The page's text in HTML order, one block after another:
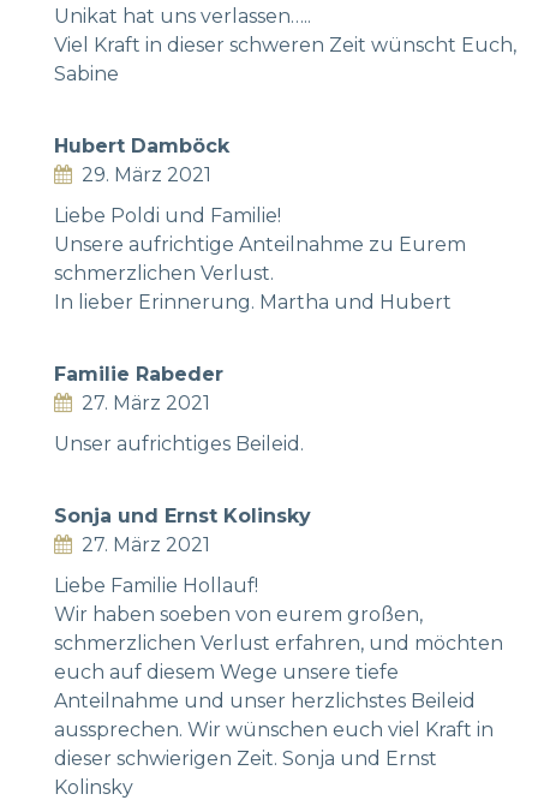
Unikat hat uns verlassen…..
Viel Kraft in dieser schweren Zeit wünscht Euch,
Sabine
Hubert Damböck
29. März 2021
Liebe Poldi und Familie!
Unsere aufrichtige Anteilnahme zu Eurem
schmerzlichen Verlust.
In lieber Erinnerung. Martha und Hubert
Familie Rabeder
27. März 2021
Unser aufrichtiges Beileid.
Sonja und Ernst Kolinsky
27. März 2021
Liebe Familie Hollauf!
Wir haben soeben von eurem großen,
schmerzlichen Verlust erfahren, und möchten
euch auf diesem Wege unsere tiefe
Anteilnahme und unser herzlichstes Beileid
aussprechen. Wir wünschen euch viel Kraft in
dieser schwierigen Zeit. Sonja und Ernst
Kolinsky